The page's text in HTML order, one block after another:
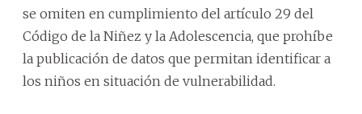
se omiten en cumplimiento del artículo 29 del
Código de la Niñez y la Adolescencia, que prohíbe
la publicación de datos que permitan identificar a
los niños en situación de vulnerabilidad.